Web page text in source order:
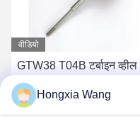
वीडियो
GTW38 T04B टर्बाइन व्हील
शाफ्ट 407276-6 407276-19
446905-2 446905-5
टर्बोचार्जर के लिए
Hongxia Wang